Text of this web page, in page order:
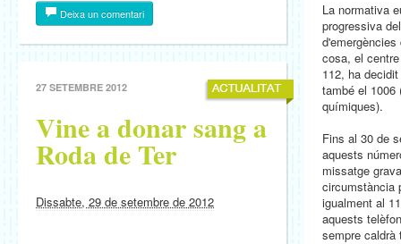
Deixa un comentari
27 SETEMBRE 2012
Vine a donar sang a
Roda de Ter
Dissabte, 29 de setembre de 2012
La normativa
progressiva
cosa, el
112, ha
també el 1006
químiques).
Fins al 30 de
aquests
missatge
circumstància
igualment al
aquests
sempre caldrà